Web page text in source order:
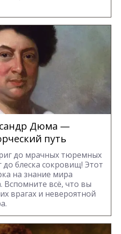
Дюма —
путь
до мрачных тюремных
до блеска сокровищ! Этот
на знание мира
Вспомните всё, что вы
врагах и невероятной